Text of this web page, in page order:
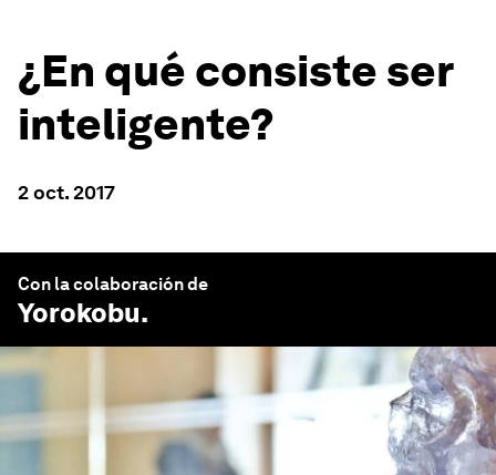
¿En qué consiste ser
inteligente?
2 oct. 2017
Con la colaboración de
Yorokobu.